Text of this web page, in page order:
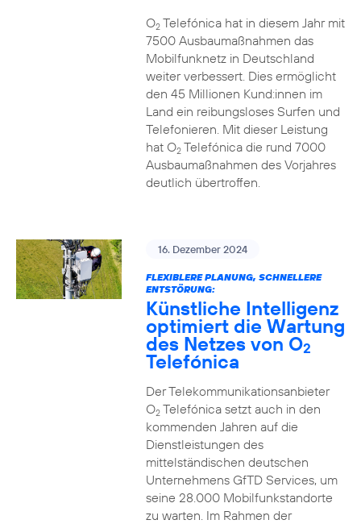
O2Telefónica hat in diesem Jahr mit
7500 Ausbaumaßnahmen das
Mobilfunknetz in Deutschland
weiter verbessert. Dies ermöglicht
den 45 Millionen Kund:innen im
Land ein reibungsloses Surfen und
Telefonieren. Mit dieser Leistung
hat O2Telefónica die rund 7000
Ausbaumaßnahmen des Vorjahres
deutlich übertroffen.
16. Dezember 2024
FLEXIBLERE PLANUNG, SCHNELLERE
ENTSTÖRUNG:
Künstliche Intelligenz
optimiert die Wartung
des Netzes von O2
Telefónica
Der Telekommunikationsanbieter
O2Telefónica setzt auch in den
kommenden Jahren auf die
Dienstleistungen des
mittelständischen deutschen
Unternehmens GfTD Services, um
seine 28.000 Mobilfunkstandorte
zu warten. Im Rahmen der